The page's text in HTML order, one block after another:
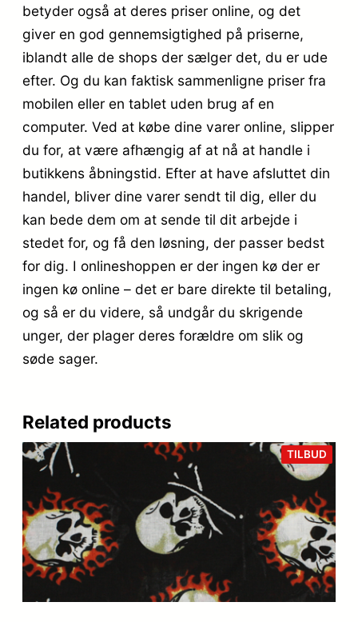
betyder også at deres priser online, og det
giver en god gennemsigtighed på priserne,
iblandt alle de shops der sælger det, du er ude
efter. Og du kan faktisk sammenligne priser fra
mobilen eller en tablet uden brug af en
computer. Ved at købe dine varer online, slipper
du for, at være afhængig af at nå at handle i
butikkens åbningstid. Efter at have afsluttet din
handel, bliver dine varer sendt til dig, eller du
kan bede dem om at sende til dit arbejde i
stedet for, og få den løsning, der passer bedst
for dig. I onlineshoppen er der ingen kø der er
ingen kø online – det er bare direkte til betaling,
og så er du videre, så undgår du skrigende
unger, der plager deres forældre om slik og
søde sager.
Related products
TILBUD
PÅ